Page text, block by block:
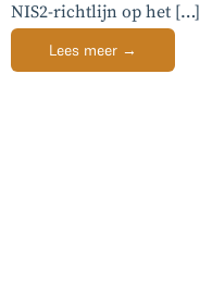
NIS2-richtlijn op het […]
Lees meer →